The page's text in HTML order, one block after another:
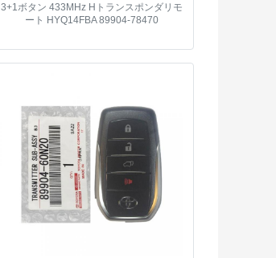
3+1ボタン 433MHz Hトランスポンダリモ
ート HYQ14FBA 89904-78470